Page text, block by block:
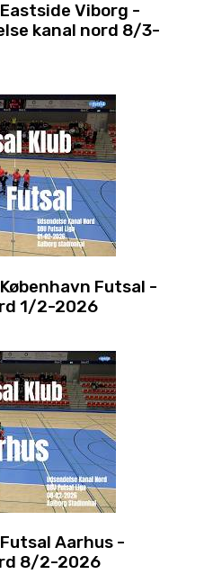
Viborg -
kanal nord 8/3-
Futsal -
1/2-2026
Aarhus -
8/2-2026